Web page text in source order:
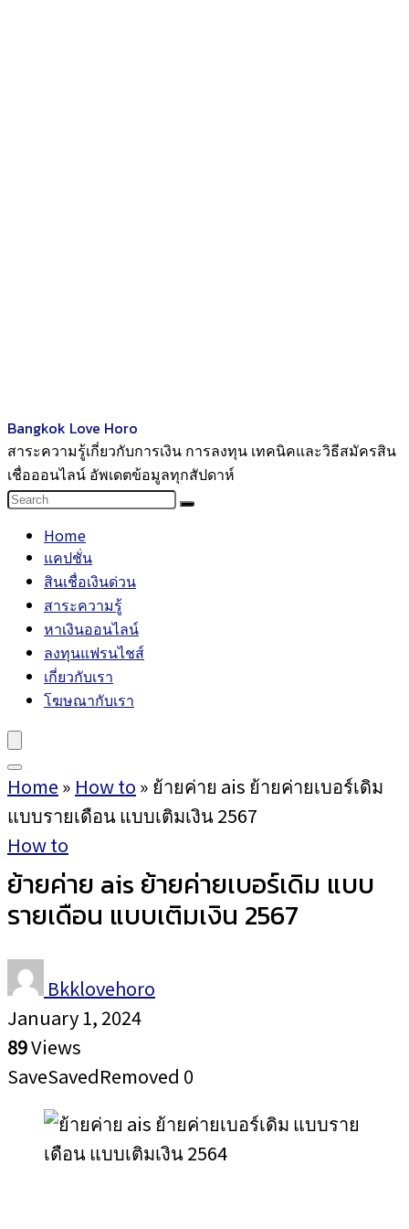
Bangkok Love Horo
สาระความรู้เกี่ยวกับการเงิน การลงทุน เทคนิคและวิธีสมัครสิน
เชื่อออนไลน์ อัพเดตข้อมูลทุกสัปดาห์
Home
แคปชั่น
สินเชื่อเงินด่วน
สาระความรู้
หาเงินออนไลน์
ลงทุนแฟรนไชส์
เกี่ยวกับเรา
โฆษณากับเรา
Home » How to » ย้ายค่าย ais ย้ายค่ายเบอร์เดิม
แบบรายเดือน แบบเติมเงิน 2567
How to
ย้ายค่าย ais ย้ายค่ายเบอร์เดิม แบบ
รายเดือน แบบเติมเงิน 2567
Bkklovehoro
January 1, 2024
89Views
SaveSavedRemoved 0